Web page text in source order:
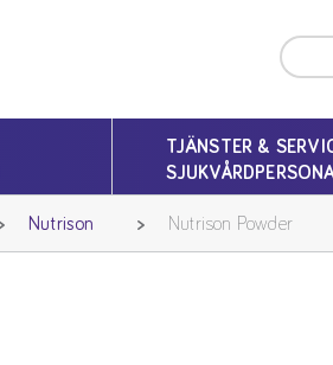
TJÄNSTER &
Nutrison Nutrison Powder